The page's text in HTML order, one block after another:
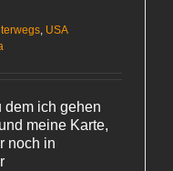
, USA
dem ich gehen
meine Karte,
noch in